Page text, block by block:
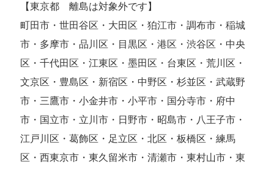
【東京都 離島は対象外です】
町田市・世田谷区・大田区・狛江市・調布市・稲城
市・多摩市・品川区・目黒区・港区・渋谷区・中央
区・千代田区・江東区・墨田区・台東区・荒川区・
文京区・豊島区・新宿区・中野区・杉並区・武蔵野
市・三鷹市・小金井市・小平市・国分寺市・府中
市・国立市・立川市・日野市・昭島市・八王子市・
江戸川区・葛飾区・足立区・北区・板橋区・練馬
区・西東京市・東久留米市・清瀬市・東村山市・東